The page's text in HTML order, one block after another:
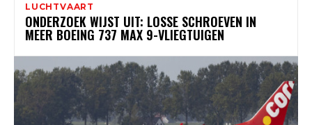
LUCHTVAART
ONDERZOEK WIJST UIT: LOSSE SCHROEVEN IN
MEER BOEING 737 MAX 9-VLIEGTUIGEN